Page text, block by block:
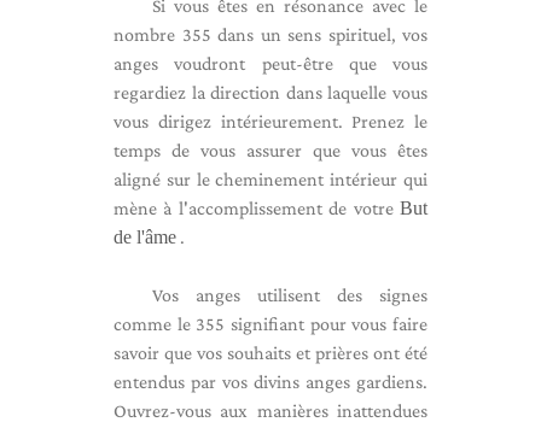
Si vous êtes en résonance avec le
nombre 355 dans un sens spirituel, vos
anges voudront peut-être que vous
regardiez la direction dans laquelle vous
vous dirigez intérieurement. Prenez le
temps de vous assurer que vous êtes
aligné sur le cheminement intérieur qui
mène à l'accomplissement de votre But
de l'âme .
Vos anges utilisent des signes
comme le 355 signifiant pour vous faire
savoir que vos souhaits et prières ont été
entendus par vos divins anges gardiens.
Ouvrez-vous aux manières inattendues